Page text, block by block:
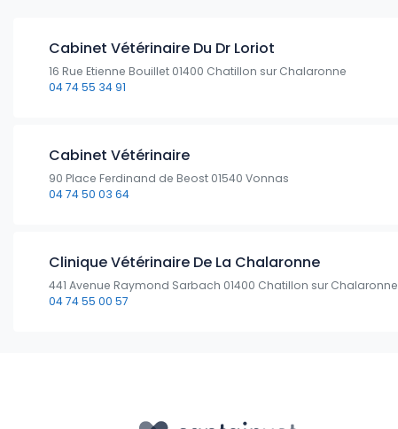
Cabinet Vétérinaire Du Dr Loriot
16 Rue Etienne Bouillet 01400 Chatillon sur Chalaronne
04 74 55 34 91
Cabinet Vétérinaire
90 Place Ferdinand de Beost 01540 Vonnas
04 74 50 03 64
Clinique Vétérinaire De La Chalaronne
441 Avenue Raymond Sarbach 01400 Chatillon sur Chalaronne
04 74 55 00 57